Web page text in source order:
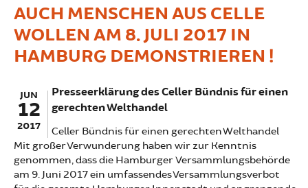
AUCH MENSCHEN AUS CELLE
WOLLEN AM 8. JULI 2017 IN
HAMBURG DEMONSTRIEREN !
JUN
12
2017
Presseerklärung des Celler Bündnis für einen
gerechten Welthandel
Celler Bündnis für einen gerechten Welthandel
Mit großer Verwunderung haben wir zur Kenntnis
genommen, dass die Hamburger Versammlungsbehörde
am 9. Juni 2017 ein umfassendes Versammlungsverbot